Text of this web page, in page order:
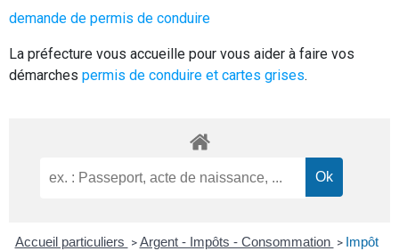
demande de permis de conduire
La préfecture vous accueille pour vous aider à faire vos
démarches permis de conduire et cartes grises.
Accueil particuliers > Argent - Impôts - Consommation > Impôt